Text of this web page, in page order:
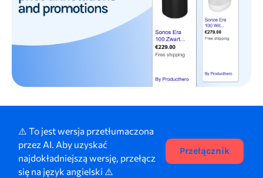
⚠️ To jest wersja przetłumaczona
przez AI. Aby uzyskać
najdokładniejszą wersję, przełącz
się na język angielski ⚠️
Przełącznik